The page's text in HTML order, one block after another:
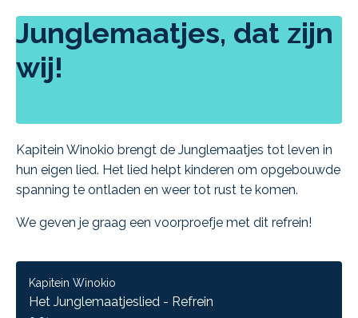
Junglemaatjes, dat zijn
wij!
Kapitein Winokio brengt de Junglemaatjes tot leven in
hun eigen lied. Het lied helpt kinderen om opgebouwde
spanning te ontladen en weer tot rust te komen.
We geven je graag een voorproefje met dit refrein!
Kapitein Winokio
Het Junglemaatjeslied - Refrein